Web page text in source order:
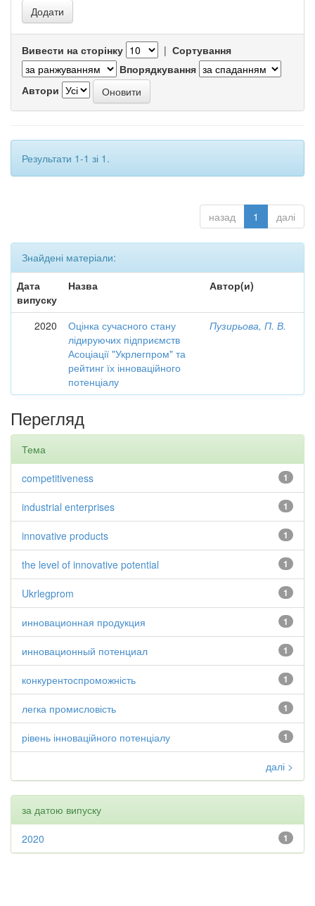
Вивести на сторінку | Сортування
Впорядкування
Автори
Результати 1-1 зі 1.
назад 1 далі
Знайдені матеріали:
Дата
випуску
Назва Автор(и)
2020
Оцінка сучасного стану
лідируючих підприємств
Асоціації "Укрлегпром" та
рейтинг їх інноваційного
потенціалу
Пузирьова, П. В.
Перегляд
Тема
1
competitiveness
1
industrial enterprises
1
innovative products
1
the level of innovative potential
1
Ukrlegprom
1
инновационная продукция
1
инновационный потенциал
1
конкурентоспроможність
1
легка промисловість
1
рівень інноваційного потенціалу
далі >
за датою випуску
1
2020